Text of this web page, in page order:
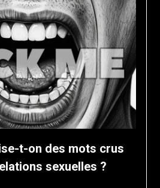
t-on des mots crus
sexuelles ?